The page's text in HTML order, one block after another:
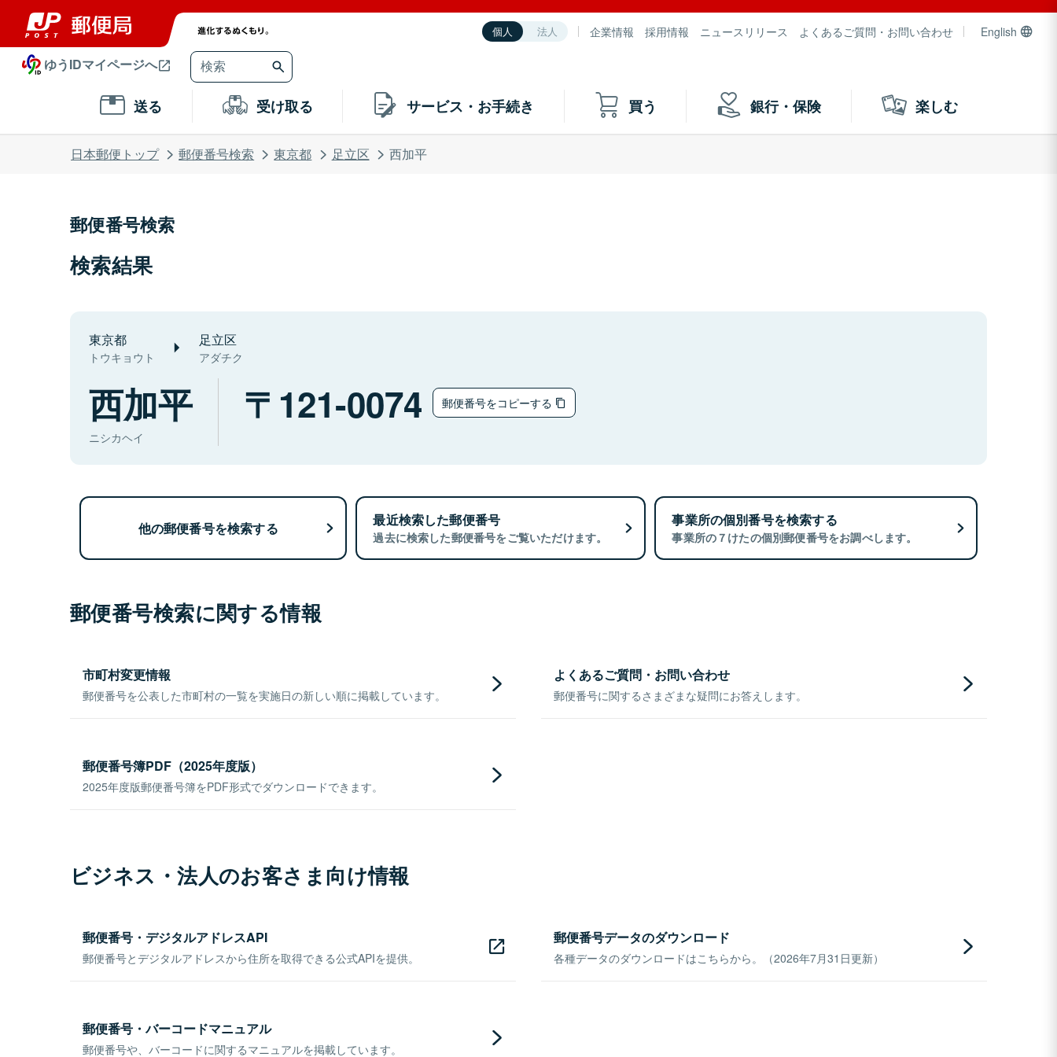
個人 法人 企業情報 採用情報 ニュースリリース よくあるご質問・お問い合わせ English
ゆうIDマイページへ
送る 受け取る サービス・お手続き 買う 銀行・保険 楽しむ
日本郵便トップ 郵便番号検索 東京都 足立区 西加平
郵便番号検索
検索結果
東京都
トウキョウト
足立区
アダチク
西加平
ニシカヘイ
121-0074 郵便番号をコピーする
他の郵便番号を検索する 最近検索した郵便番号
過去に検索した郵便番号をご覧いただけます。
事業所の個別番号を検索する
事業所の７けたの個別郵便番号をお調べします。
郵便番号検索に関する情報
市町村変更情報
郵便番号を公表した市町村の一覧を実施日の新しい順に掲載しています。
よくあるご質問・お問い合わせ
郵便番号に関するさまざまな疑問にお答えします。
郵便番号簿PDF（2025年度版）
2025年度版郵便番号簿をPDF形式でダウンロードできます。
ビジネス・法人のお客さま向け情報
郵便番号・デジタルアドレスAPI
郵便番号とデジタルアドレスから住所を取得できる公式APIを提供。
郵便番号データのダウンロード
各種データのダウンロードはこちらから。（2026年7月31日更新）
郵便番号・バーコードマニュアル
郵便番号や、バーコードに関するマニュアルを掲載しています。